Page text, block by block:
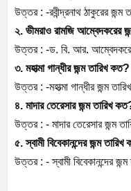
উত্তর : -রবীন্দ্রনাথ ঠাকুরের জন্ম
২. ভীমরাও রামজি আম্বেদকরের
উত্তর : -ড. বি. আর.
৩. মহাত্মা গান্ধীর জন্ম তারিখ কত?
উত্তর : -মহাত্মা গান্ধীর জন্ম
৪. মাদার তেরেসার জন্ম তারিখ
উত্তর : - মাদার তেরেসার জন্ম
৫. স্বামী বিবেকানন্দের জন্ম
উত্তর : - স্বামী বিবেকানন্দের